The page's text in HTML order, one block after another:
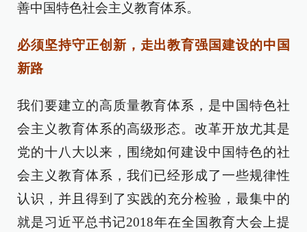
善中国特色社会主义教育体系。
必须坚持守正创新，走出教育强国建设的中国
新路
我们要建立的高质量教育体系，是中国特色社
会主义教育体系的高级形态。改革开放尤其是
党的十八大以来，围绕如何建设中国特色的社
会主义教育体系，我们已经形成了一些规律性
认识，并且得到了实践的充分检验，最集中的
就是习近平总书记2018年在全国教育大会上提